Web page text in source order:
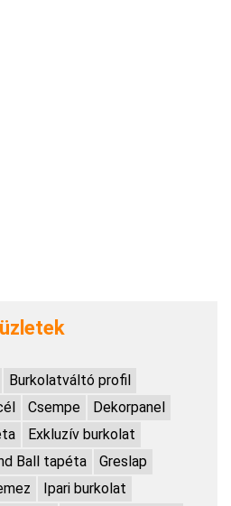
Burkolatváltó profil
Csempe
Dekorpanel
Exkluzív burkolat
Ball tapéta
Greslap
Ipari burkolat